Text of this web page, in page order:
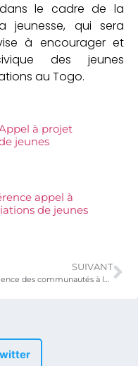
le cadre de la
jeunesse, qui sera
à encourager et
des jeunes
au Togo.
à projet
jeunes
appel à
de jeunes
SUIVANT
Résilience des communautés à la base: le coup de pouce de l’UE face au COVID-19